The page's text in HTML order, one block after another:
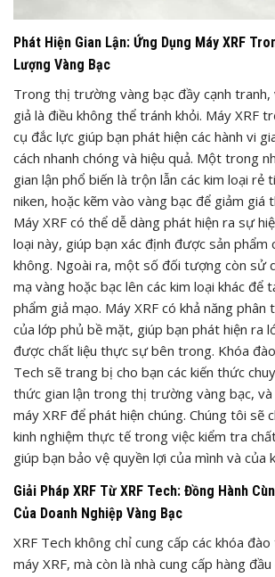
Phát Hiện Gian Lận: Ứng Dụng Máy XRF
Lượng Vàng Bạc
Trong thị trường vàng bạc đầy cạnh tranh,
giả là điều không thể tránh khỏi. Máy XRF
cụ đắc lực giúp bạn phát hiện các hành vi
cách nhanh chóng và hiệu quả. Một trong
gian lận phổ biến là trộn lẫn các kim loại rẻ
niken, hoặc kẽm vào vàng bạc để giảm giá
Máy XRF có thể dễ dàng phát hiện ra sự
loại này, giúp bạn xác định được sản phẩm
không. Ngoài ra, một số đối tượng còn sử
mạ vàng hoặc bạc lên các kim loại khác để
phẩm giả mạo. Máy XRF có khả năng phân
của lớp phủ bề mặt, giúp bạn phát hiện ra
được chất liệu thực sự bên trong. Khóa
Tech sẽ trang bị cho bạn các kiến thức
thức gian lận trong thị trường vàng bạc,
máy XRF để phát hiện chúng. Chúng tôi sẽ
kinh nghiệm thực tế trong việc kiểm tra
giúp bạn bảo vệ quyền lợi của mình và của
Giải Pháp XRF Từ XRF Tech: Đồng Hành
Của Doanh Nghiệp Vàng Bạc
XRF Tech không chỉ cung cấp các khóa
máy XRF, mà còn là nhà cung cấp hàng